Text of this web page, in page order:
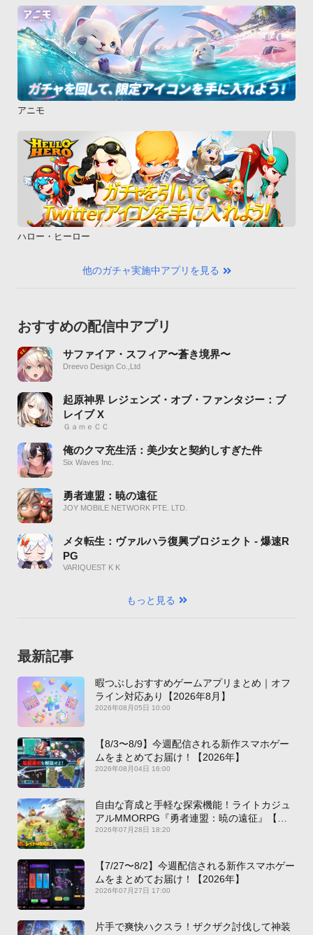
アニモ
ハロー・ヒーロー
他のガチャ実施中アプリを見る
おすすめの配信中アプリ
サファイア・スフィア〜蒼き境界〜
Dreevo Design Co.,Ltd
起原神界 レジェンズ・オブ・ファンタジー：ブ
レイブ X
ＧａｍｅＣＣ
俺のクマ充生活：美少女と契約しすぎた件
Six Waves Inc.
勇者連盟：暁の遠征
JOY MOBILE NETWORK PTE. LTD.
メタ転生：ヴァルハラ復興プロジェクト - 爆速R
PG
VARIQUEST K K
もっと見る
最新記事
暇つぶしおすすめゲームアプリまとめ｜オフ
ライン対応あり【2026年8月】
2026年08月05日 10:00
【8/3〜8/9】今週配信される新作スマホゲー
ムをまとめてお届け！【2026年】
2026年08月04日 16:00
自由な育成と手軽な探索機能！ライトカジュ
アルMMORPG『勇者連盟：暁の遠征』【最
新作PICKUP】
2026年07月28日 18:20
【7/27〜8/2】今週配信される新作スマホゲー
ムをまとめてお届け！【2026年】
2026年07月27日 17:00
片手で爽快ハクスラ！ザクザク討伐して神装